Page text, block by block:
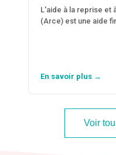
L'aide à la reprise et
(Arce) est une aide
En savoir plus →
Voir